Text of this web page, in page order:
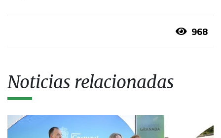
968
Noticias relacionadas